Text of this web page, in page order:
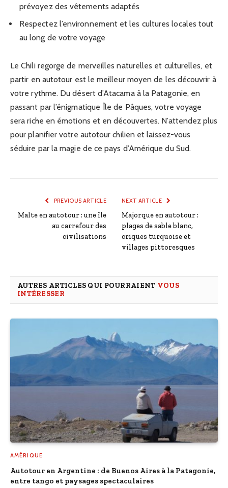
prévoyez des vêtements adaptés
Respectez l’environnement et les cultures locales tout
au long de votre voyage
Le Chili regorge de merveilles naturelles et culturelles, et
partir en autotour est le meilleur moyen de les découvrir à
votre rythme. Du désert d’Atacama à la Patagonie, en
passant par l’énigmatique Île de Pâques, votre voyage
sera riche en émotions et en découvertes. N’attendez plus
pour planifier votre autotour chilien et laissez-vous
séduire par la magie de ce pays d’Amérique du Sud.
PREVIOUS ARTICLE
Malte en autotour : une île
au carrefour des
civilisations
NEXT ARTICLE
Majorque en autotour :
plages de sable blanc,
criques turquoise et
villages pittoresques
AUTRES ARTICLES QUI POURRAIENT VOUS
INTÉRESSER
AMÉRIQUE
Autotour en Argentine : de Buenos Aires à la Patagonie,
entre tango et paysages spectaculaires